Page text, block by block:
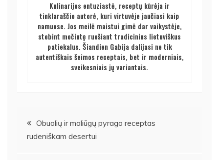
Kulinarijos entuziastė, receptų kūrėja ir
tinklaraščio autorė, kuri virtuvėje jaučiasi kaip
namuose. Jos meilė maistui gimė dar vaikystėje,
stebint močiutę ruošiant tradicinius lietuviškus
patiekalus. Šiandien Gabija dalijasi ne tik
autentiškais šeimos receptais, bet ir moderniais,
sveikesniais jų variantais.
Navigacija
tarp
Obuolių ir moliūgų pyrago receptas
rudeniškam desertui